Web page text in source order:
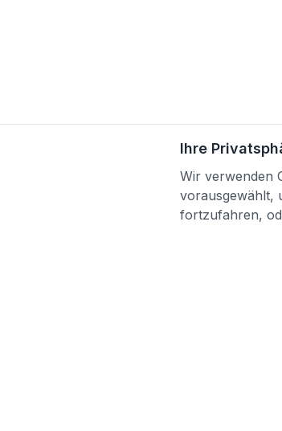
Ihre
Wir verwenden
vorausgewählt,
fortzufahren,